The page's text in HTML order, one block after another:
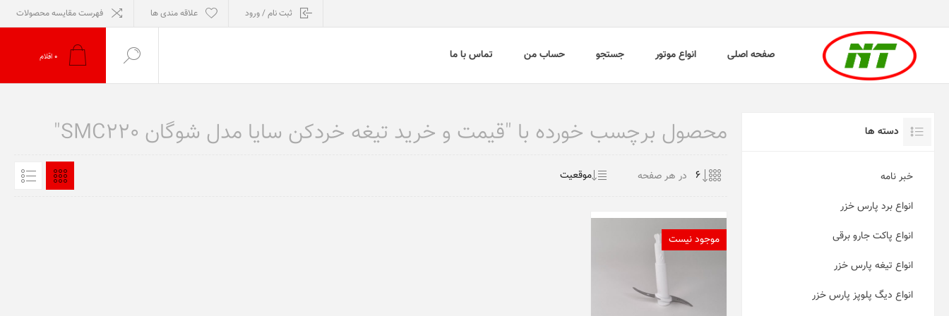
ثبت نام / ورود علاقه مندی ها فهرست مقایسه محصولات
صفحه اصلی انواع موتور جستجو حساب من تماس با ما 0 اقلام
محصول برچسب خورده با "قیمت و خرید تیغه خردکن سایا مدل شوگان SMC220"
در هر صفحه
موجود نیست
دسته ها
خبر نامه
انواع برد پارس خزر
انواع پاکت جارو برقی
انواع تیغه پارس خزر
انواع دیگ پلوپز پارس خزر